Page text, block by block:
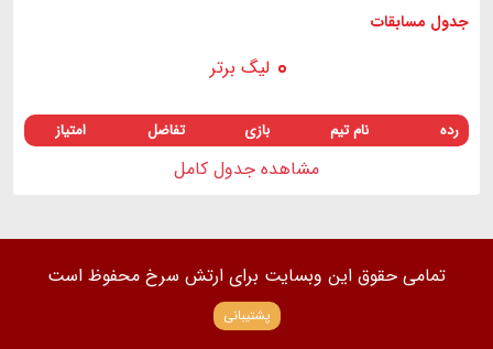
جدول مسابقات
لیگ برتر
رده نام تیم بازی تفاضل امتیاز
مشاهده جدول کامل
تمامی حقوق این وبسایت برای ارتش سرخ محفوظ است
پشتیبانی